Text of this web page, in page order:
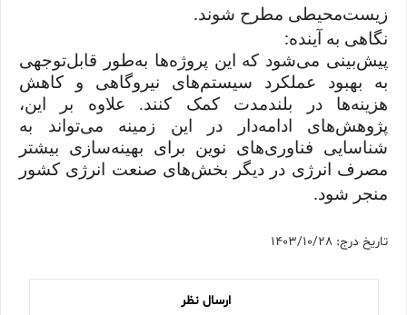
زیست‌محیطی مطرح شوند.
نگاهی به آینده:
پیش‌بینی می‌شود که این پروژه‌ها به‌طور قابل‌توجهی
به بهبود عملکرد سیستم‌های نیروگاهی و کاهش
هزینه‌ها در بلندمدت کمک کنند. علاوه بر این،
پژوهش‌های ادامه‌دار در این زمینه می‌تواند به
شناسایی فناوری‌های نوین برای بهینه‌سازی بیشتر
مصرف انرژی در دیگر بخش‌های صنعت انرژی کشور
منجر شود.
تاریخ درج: 1403/10/28
ارسال نظر